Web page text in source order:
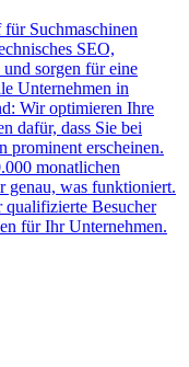
Suchmaschinen
SEO,
sorgen für eine
Unternehmen in
Wir optimieren Ihre
dafür, dass Sie bei
prominent erscheinen.
monatlichen
genau, was funktioniert.
qualifizierte Besucher
für Ihr Unternehmen.